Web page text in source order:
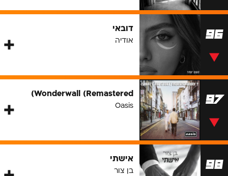
96 דובאי
אודיה
97
Wonderwall (Remastered)
Oasis
98 אישתי
בן צור